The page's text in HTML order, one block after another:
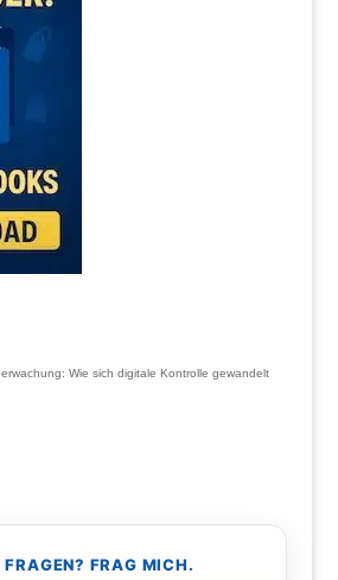
Wie sich digitale Kontrolle gewandelt
FRAGEN? FRAG MICH.